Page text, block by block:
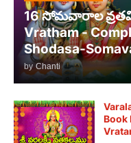
16 సోమవారాల
Vratham -
Shodasa-
by Chanti
Book